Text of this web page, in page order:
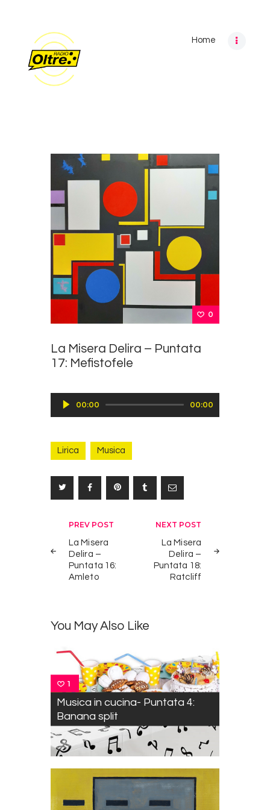
Home
Home
Contatti
Privacy Policy
0
La Misera Delira – Puntata
17: Mefistofele
Audio
00:00 00:00
Lirica Musica
Navigazione
articoli
PREV POST
La Misera
Delira –
Puntata 16:
Amleto
NEXT POST
La Misera
Delira –
Puntata 18:
Ratcliff
You May Also Like
1
Musica in cucina- Puntata 4:
Banana split